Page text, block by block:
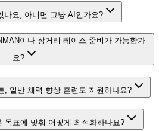
나요, 아니면 그냥 AI인가요?
이나 장거리 레이스 준비가 가능한가
요?
, 일반 체력 향상 훈련도 지원하나요?
목표에 맞춰 어떻게 최적화하나요?